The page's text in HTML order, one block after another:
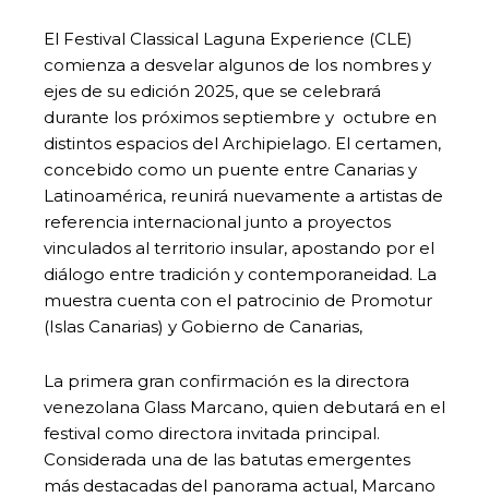
El Festival Classical Laguna Experience (CLE)
comienza a desvelar algunos de los nombres y
ejes de su edición 2025, que se celebrará
durante los próximos septiembre y octubre en
distintos espacios del Archipielago. El certamen,
concebido como un puente entre Canarias y
Latinoamérica, reunirá nuevamente a artistas de
referencia internacional junto a proyectos
vinculados al territorio insular, apostando por el
diálogo entre tradición y contemporaneidad. La
muestra cuenta con el patrocinio de Promotur
(Islas Canarias) y Gobierno de Canarias,
La primera gran confirmación es la directora
venezolana Glass Marcano, quien debutará en el
festival como directora invitada principal.
Considerada una de las batutas emergentes
más destacadas del panorama actual, Marcano